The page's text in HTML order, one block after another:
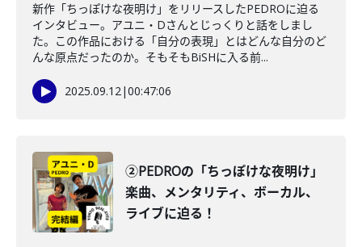
新作「ちっぽけな夜明け」をリリースしたPEDROに迫る
インタビュー。アユニ・Dさんとじっくりと話をしまし
た。この作品における「自分の表現」とはどんな自分のど
んな原点だったのか。そもそもBiSHに入る前...
2025.09.12|00:47:06
②PEDROの「ちっぽけな夜明け」
楽曲、メンタリティ、ボーカル、
ライブに迫る！